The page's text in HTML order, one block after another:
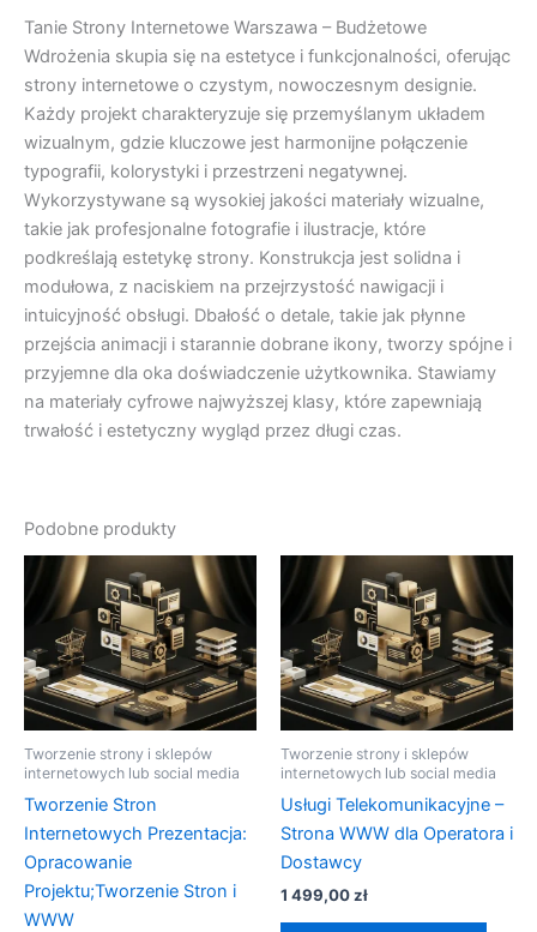
Tanie Strony Internetowe Warszawa – Budżetowe
Wdrożenia skupia się na estetyce i funkcjonalności, oferując
strony internetowe o czystym, nowoczesnym designie.
Każdy projekt charakteryzuje się przemyślanym układem
wizualnym, gdzie kluczowe jest harmonijne połączenie
typografii, kolorystyki i przestrzeni negatywnej.
Wykorzystywane są wysokiej jakości materiały wizualne,
takie jak profesjonalne fotografie i ilustracje, które
podkreślają estetykę strony. Konstrukcja jest solidna i
modułowa, z naciskiem na przejrzystość nawigacji i
intuicyjność obsługi. Dbałość o detale, takie jak płynne
przejścia animacji i starannie dobrane ikony, tworzy spójne i
przyjemne dla oka doświadczenie użytkownika. Stawiamy
na materiały cyfrowe najwyższej klasy, które zapewniają
trwałość i estetyczny wygląd przez długi czas.
Podobne produkty
Tworzenie strony i sklepów
internetowych lub social media
Tworzenie Stron
Internetowych Prezentacja:
Opracowanie
Projektu;Tworzenie Stron i
WWW
Tworzenie strony i sklepów
internetowych lub social media
Usługi Telekomunikacyjne –
Strona WWW dla Operatora i
Dostawcy
1 499,00zł